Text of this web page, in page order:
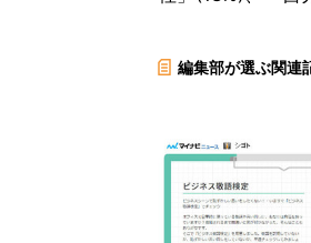
編集部が選ぶ関連